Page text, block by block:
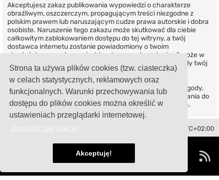
Strona ta używa plików cookies (tzw. ciasteczka)
w celach statystycznych, reklamowych oraz
funkcjonalnych. Warunki przechowywania lub
dostępu do plików cookies można określić w
ustawieniach przeglądarki internetowej.
Akceptuję!
Akceptujesz zakaz publikowania wypowiedzi o charakterze
obraźliwym, oszczerczym, propagującym treści niezgodne z
polskim prawem lub naruszającym cudze prawa autorskie i dobra
osobiste. Naruszenie tego zakazu może skutkować dla ciebie
całkowitym zablokowaniem dostępu do tej witryny, a twój
dostawca internetu zostanie powiadomiony o twoim
niewłaściwym zachowaniu. Wyrażasz zgodę na to, że „” może w
każdej chwili usunąć, zmienić, przenieść lub zamknąć każdy twój
temat, post. Wyrażasz zgodę na zapisywanie wszystkich
podanych przez ciebie informacji w naszej bazie danych.
Informacje te nie będą przekazywane nikomu bez twojej zgody,
ale ani „”, ani phpBB nie ponosi odpowiedzialności za włamania do
witryny, podczas których może dojść do kradzieży danych.
UTC+02:00
Technologię dostarczaphpBB® Forum Software © phpBB Limited
Polski pakiet językowy dostarczaphpBB.pl